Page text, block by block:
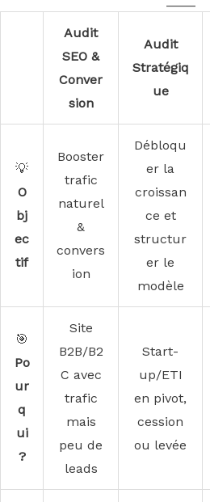
Audit
SEO &
Conver
sion
Audit
Stratégiq
ue
💡
O
bj
ec
tif
Booster
trafic
naturel
&
convers
ion
Débloqu
er la
croissan
ce et
structur
er le
modèle
🎯
Po
ur
q
ui
?
Site
B2B/B2
C avec
trafic
mais
peu de
leads
Start-
up/ETI
en pivot,
cession
ou levée